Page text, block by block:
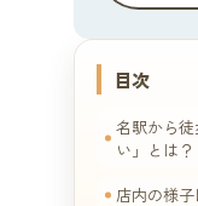
目次
名駅から
い」とは？
店内の様子